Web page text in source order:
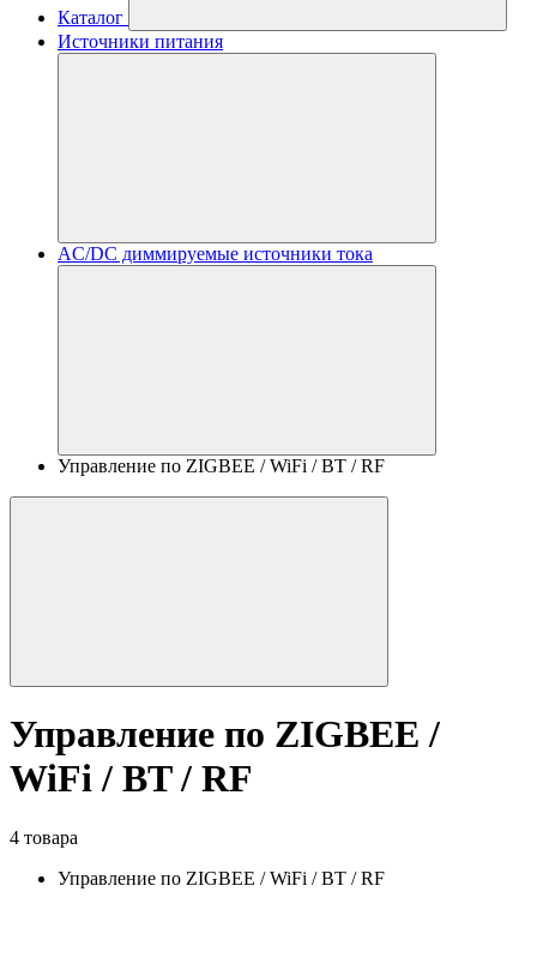
Каталог
Источники питания
AC/DC диммируемые источники тока
Управление по ZIGBEE / WiFi / BT / RF
Управление по ZIGBEE /
WiFi / BT / RF
4 товара
Управление по ZIGBEE / WiFi / BT / RF